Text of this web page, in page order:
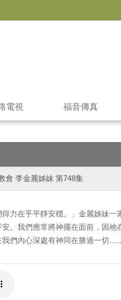
電視 福音傳真
會 李金麗姊妹 第748集
力在乎平靜安穩。」金麗姊妹
。我們應常將神擺在面前，因
我們內心深處有神同在勝過一切